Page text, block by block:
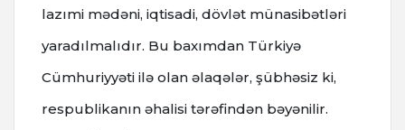
lazımi mədəni, iqtisadi, dövlət münasibətləri
yaradılmalıdır. Bu baxımdan Türkiyə
Cümhuriyyəti ilə olan əlaqələr, şübhəsiz ki,
respublikanın əhalisi tərəfindən bəyənilir.